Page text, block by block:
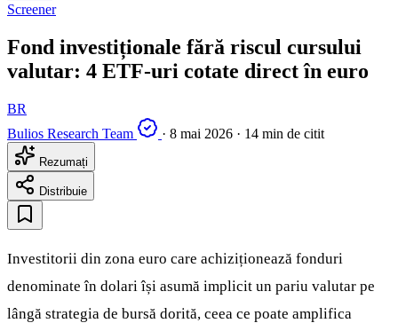
Screener
Fond investiționale fără riscul cursului
valutar: 4 ETF-uri cotate direct în euro
BR
Bulios Research Team
· 8 mai 2026 · 14 min de citit
Rezumați
Distribuie
Investitorii din zona euro care achiziționează fonduri
denominate în dolari își asumă implicit un pariu valutar pe
lângă strategia de bursă dorită, ceea ce poate amplifica